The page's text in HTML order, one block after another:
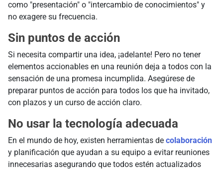
como "presentación" o "intercambio de conocimientos" y
no exagere su frecuencia.
Sin puntos de acción
Si necesita compartir una idea, ¡adelante! Pero no tener
elementos accionables en una reunión deja a todos con la
sensación de una promesa incumplida. Asegúrese de
preparar puntos de acción para todos los que ha invitado,
con plazos y un curso de acción claro.
No usar la tecnología adecuada
En el mundo de hoy, existen herramientas de colaboración
y planificación que ayudan a su equipo a evitar reuniones
innecesarias asegurando que todos estén actualizados